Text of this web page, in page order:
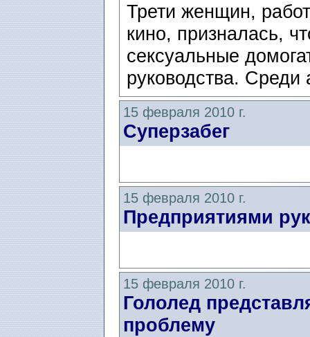
Трети женщин,
кино, призналась,
сексуальные
руководства. Среди
15 февраля 2010 г.
Суперзабег
15 февраля 2010 г.
Предприятиями
15 февраля 2010 г.
Гололед
проблему